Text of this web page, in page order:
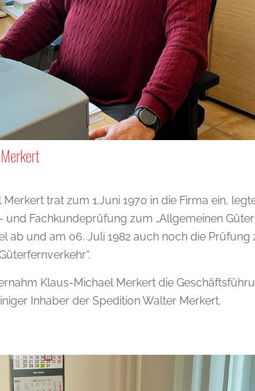
trat zum 1.Juni 1970 in die Firma ein,
und Fachkundeprüfung zum „Allgemeinen
ab und am 06. Juli 1982 auch noch die Prüfung
Klaus-Michael Merkert die
Inhaber der Spedition Walter Merkert.